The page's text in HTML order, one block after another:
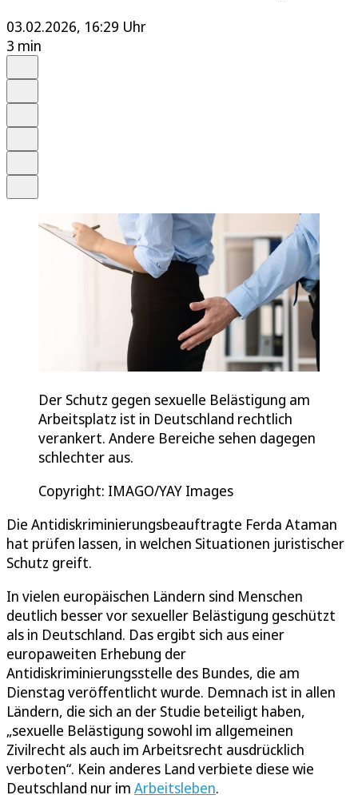
03.02.2026, 16:29 Uhr
3 min
Der Schutz gegen sexuelle Belästigung am
Arbeitsplatz ist in Deutschland rechtlich
verankert. Andere Bereiche sehen dagegen
schlechter aus.
Copyright: IMAGO/YAY Images
Die Antidiskriminierungsbeauftragte Ferda Ataman
hat prüfen lassen, in welchen Situationen juristischer
Schutz greift.
In vielen europäischen Ländern sind Menschen
deutlich besser vor sexueller Belästigung geschützt
als in Deutschland. Das ergibt sich aus einer
europaweiten Erhebung der
Antidiskriminierungsstelle des Bundes, die am
Dienstag veröffentlicht wurde. Demnach ist in allen
Ländern, die sich an der Studie beteiligt haben,
„sexuelle Belästigung sowohl im allgemeinen
Zivilrecht als auch im Arbeitsrecht ausdrücklich
verboten“. Kein anderes Land verbiete diese wie
Deutschland nur im Arbeitsleben.